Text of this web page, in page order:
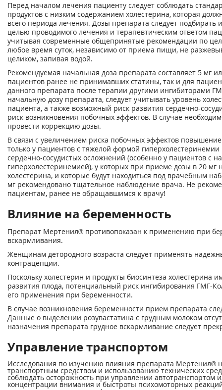
Перед началом лечения пациенту следует соблюдать
продуктов с низким содержанием холестерина, которая
всего периода лечения. Дозы препарата следует подбирать
целью проводимого лечения и терапевтическим ответом
учитывая современные общепринятые рекомендации по
любое время суток, независимо от приема пищи, не
целиком, запивая водой.
Рекомендуемая начальная доза препарата составляет 5 мг
пациентов ранее не принимавших статины, так и для
данного препарата после терапии другими ингибиторами
начальную дозу препарата, следует учитывать уровень
пациента, а также возможный риск развития сердечно-
риск возникновения побочных эффектов. В случае
провести коррекцию дозы.
В связи с увеличением риска побочных эффектов
только у пациентов с тяжелой формой
сердечно-сосудистых осложнений (особенно у пациентов с
гиперхолестеринемией), у которых при приеме дозы в 20 мг
холестерина, и которые будут находиться под врачебным
мг рекомендовано тщательное наблюдение врача. Не
пациентам, ранее не обращавшимся к врачу!
Влияние на беременность
Препарат Мертенил® противопоказан к применению при
вскармливания.
Женщинам детородного возраста следует применять
контрацепции.
Поскольку холестерин и продукты биосинтеза холестерина
развития плода, потенциальный риск ингибирования ГМГ-
его применения при беременности.
В случае возникновения беременности прием препарата
Данные о выделении розувастатина с грудным молоком
назначения препарата грудное вскармливание следует
Управление транспортом
Исследования по изучению влияния препарата Мертенил®
транспортным средством и использованию технических
соблюдать осторожность при управлении
концентрации внимания и быстроты психомоторных